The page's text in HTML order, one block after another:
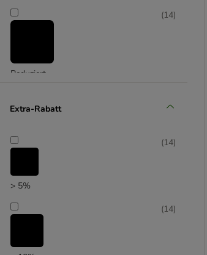
Reduziert
(14)
Unser Favorit
Extra-Rabatt
> 5%
(14)
(14)